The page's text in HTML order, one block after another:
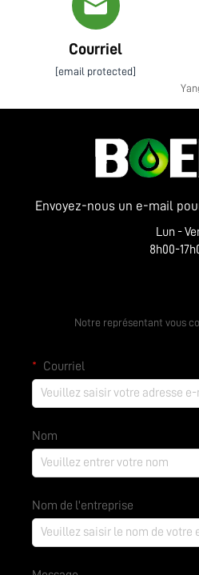
Courriel
[email protected]
Envoyez-nous un e-mail
Lun -
8h00-
Notre représentant vous
Courriel
Nom
Nom de l'entreprise